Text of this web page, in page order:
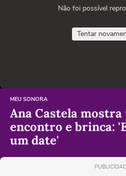
Não foi possível
Tentar
MEU SONORA
Ana Castela
encontro e brinca:
um date'